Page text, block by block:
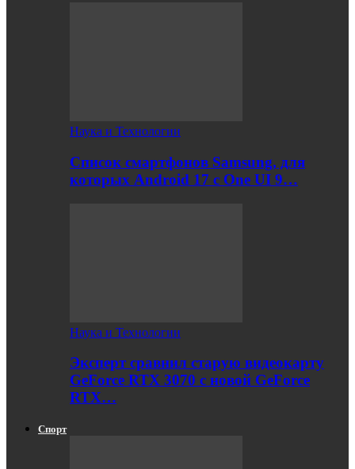
Наука и Технологии
Список смартфонов Samsung, для
которых Android 17 с One UI 9…
Наука и Технологии
Эксперт сравнил старую видеокарту
GeForce RTX 3070 с новой GeForce
RTX…
Спорт